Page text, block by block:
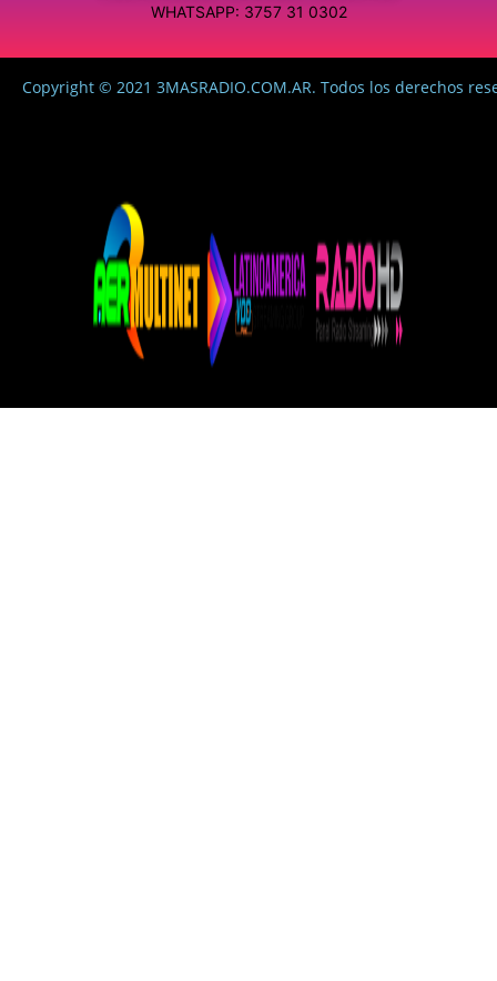
WHATSAPP: 3757 31 0302
Copyright © 2021 3MASRADIO.COM.AR. Todos los derechos